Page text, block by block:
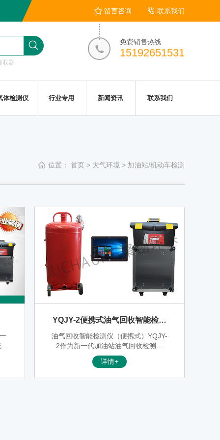
留言咨询 联系我们
取器
免费销售热线
15192651531
体检测仪 行业专用 新闻资讯 联系我们
位置： 首页 > 大气环境 > 加油站/机动车检测
YQJY-2便携式油气回收智能检测
仪
油气回收智能检测仪（便携式）YQJY-
2作为新一代加油站油气回收检测设
备，集系统密闭性、液阻、气液比检测
于一体，具备检测过程数据自动记录、
详情+